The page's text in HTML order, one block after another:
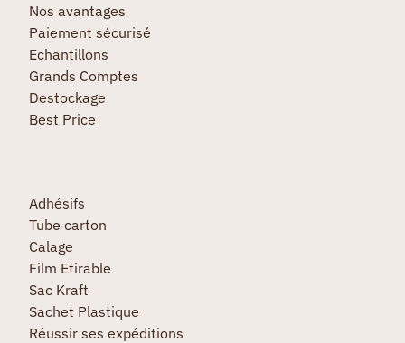
Nos avantages
Paiement sécurisé
Echantillons
Grands Comptes
Destockage
Best Price
Adhésifs
Tube carton
Calage
Film Etirable
Sac Kraft
Sachet Plastique
Réussir ses expéditions